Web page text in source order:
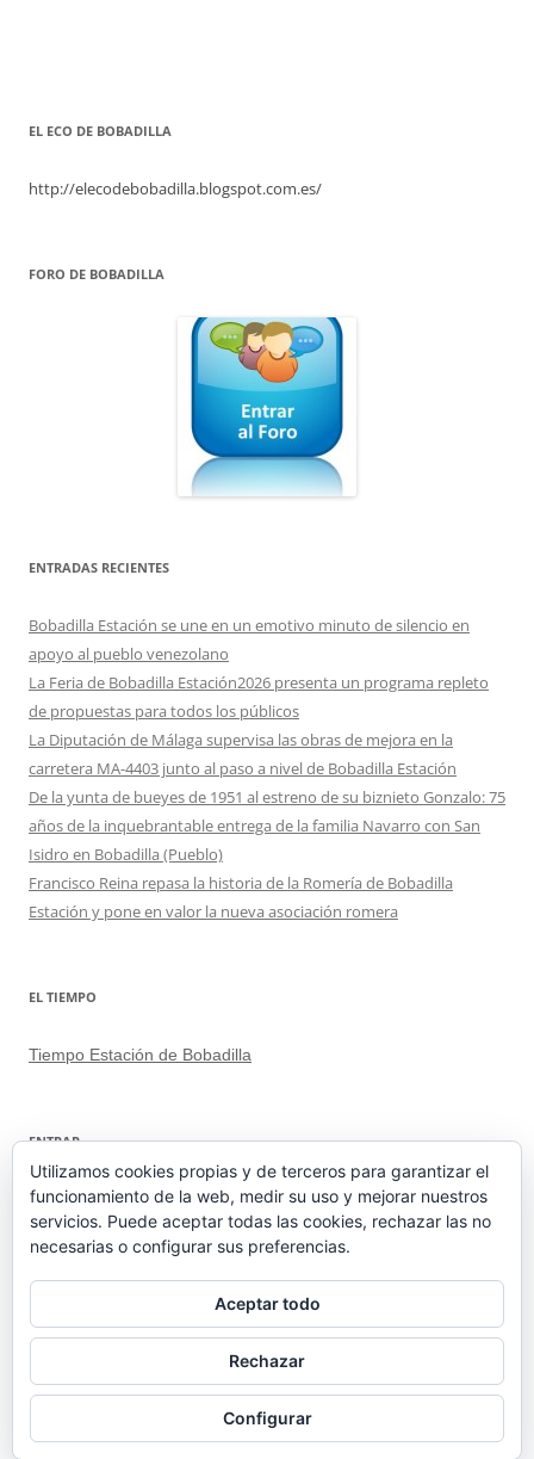
EL ECO DE BOBADILLA
http://elecodebobadilla.blogspot.com.es/
FORO DE BOBADILLA
ENTRADAS RECIENTES
Bobadilla Estación se une en un emotivo minuto de silencio en
apoyo al pueblo venezolano
La Feria de Bobadilla Estación2026 presenta un programa repleto
de propuestas para todos los públicos
La Diputación de Málaga supervisa las obras de mejora en la
carretera MA-4403 junto al paso a nivel de Bobadilla Estación
De la yunta de bueyes de 1951 al estreno de su biznieto Gonzalo: 75
años de la inquebrantable entrega de la familia Navarro con San
Isidro en Bobadilla (Pueblo)
Francisco Reina repasa la historia de la Romería de Bobadilla
Estación y pone en valor la nueva asociación romera
EL TIEMPO
Tiempo Estación de Bobadilla
ENTRAR
Acceder
Feed de entradas
Feed de comentarios
WordPress.org
Funciona gracias a WordPress
Utilizamos cookies propias y de terceros para garantizar el
funcionamiento de la web, medir su uso y mejorar nuestros
servicios. Puede aceptar todas las cookies, rechazar las no
necesarias o configurar sus preferencias.
Aceptar todo
Rechazar
Configurar